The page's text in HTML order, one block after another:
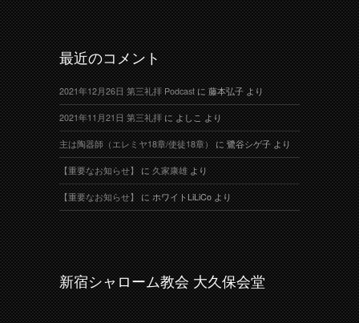
最近のコメント
2021年12月26日 第三礼拝 Podcastに藤本弘子より
2021年11月21日 第三礼拝によしこより
主は陶器師（エレミヤ18章/使徒18章）に鷺谷シゲ子より
【重要なお知らせ】に久家康雄より
【重要なお知らせ】にホワイトLiLiCoより
新宿シャローム教会 大久保会堂